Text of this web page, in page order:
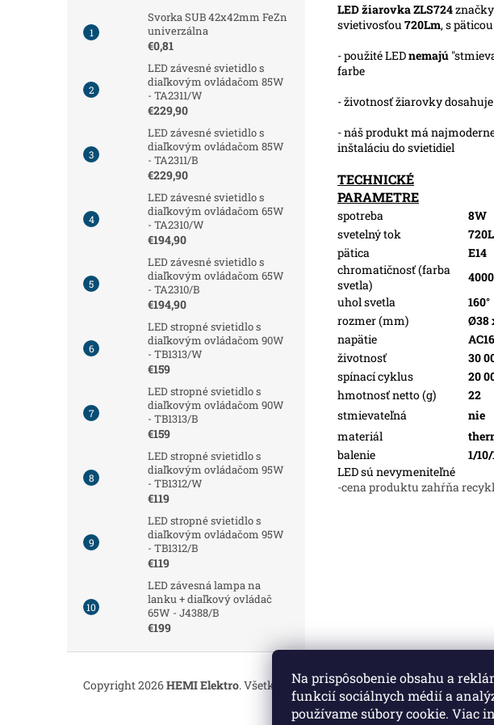
Na prispôsobenie obsahu a
funkcií sociálnych médií a
používame súbory cookie. Viac
Svorka SUB 42x42mm FeZn
univerzálna
€0,81
LED závesné svietidlo s
diaľkovým ovládačom 85W
- TA2311/W
€229,90
LED závesné svietidlo s
diaľkovým ovládačom 85W
- TA2311/B
€229,90
LED závesné svietidlo s
diaľkovým ovládačom 65W
- TA2310/W
€194,90
LED závesné svietidlo s
diaľkovým ovládačom 65W
- TA2310/B
€194,90
LED stropné svietidlo s
diaľkovým ovládačom 90W
- TB1313/W
€159
LED stropné svietidlo s
diaľkovým ovládačom 90W
- TB1313/B
€159
LED stropné svietidlo s
diaľkovým ovládačom 95W
- TB1312/W
€119
LED stropné svietidlo s
diaľkovým ovládačom 95W
- TB1312/B
€119
LED závesná lampa na
lanku + diaľkový ovládač
65W - J4388/B
€199
LED žiarovka ZLS724značky
svietivosťou 720Lm, s päticou
- použité LEDnemajú
farbe
- životnosť žiarovky
- náš produkt má
inštaláciu do svietidiel
TECHNICKÉ
PARAMETRE
spotreba
8W
svetelný tok
pätica
E14
chromatičnosť (farba
svetla)
uhol svetla
160°
rozmer (mm)
Ø38
napätie
životnosť
30
spínací cyklus
20
hmotnosť netto (g)
22
stmievateľná
nie
materiál
balenie
1/
LED sú nevymeniteľné
-cena produktu zahŕňa
Copyright 2026HEMI Elektro. Všetky práva vyhradené.Upraviť nastavenie